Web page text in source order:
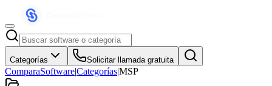
Categorías Solicitar llamada gratuita
ComparaSoftware|Categorías|MSP